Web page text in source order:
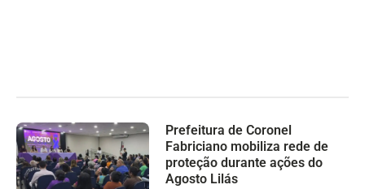
Prefeitura de Coronel
Fabriciano mobiliza rede de
proteção durante ações do
Agosto Lilás